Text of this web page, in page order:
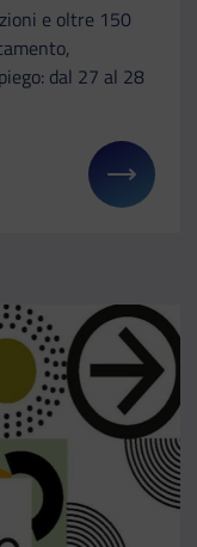
e oltre 150
dal 27 al 28
dettagli su: